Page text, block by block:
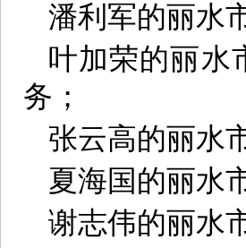
潘利军的丽水
叶加荣的丽水
务；
张云高的丽水
夏海国的丽水
谢志伟的丽水